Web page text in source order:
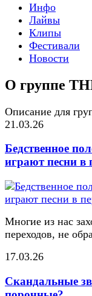
Инфо
Лайвы
Клипы
Фестивали
Новости
О группе
Описание для
21.03.26
Бедственное
играют песни в
Многие из нас
переходов, не
17.03.26
Скандальные